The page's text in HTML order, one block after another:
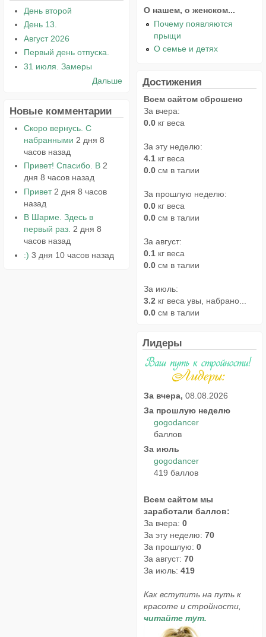
День второй
День 13.
Август 2026
Первый день отпуска.
31 июля. Замеры
Дальше
Новые комментарии
Скоро вернусь. С
набранными 2 дня 8
часов назад
Привет! Спасибо. В 2
дня 8 часов назад
Привет 2 дня 8 часов
назад
В Шарме. Здесь в
первый раз. 2 дня 8
часов назад
:) 3 дня 10 часов назад
О нашем, о женском...
Почему появляются
прыщи
О семье и детях
Достижения
Всем сайтом сброшено
За вчера:
0.0 кг веса
За эту неделю:
4.1 кг веса
0.0 см в талии
За прошлую неделю:
0.0 кг веса
0.0 см в талии
За август:
0.1 кг веса
0.0 см в талии
За июль:
3.2 кг веса увы, набрано...
0.0 см в талии
Лидеры
За вчера, 08.08.2026
За прошлую неделю
gogodancer
баллов
За июль
gogodancer
419 баллов
Всем сайтом мы
заработали баллов:
За вчера: 0
За эту неделю: 70
За прошлую: 0
За август: 70
За июль: 419
Как вступить на путь к
красоте и стройности,
читайте тут.